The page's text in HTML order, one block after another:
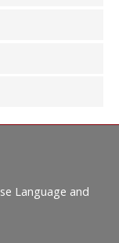
Language and